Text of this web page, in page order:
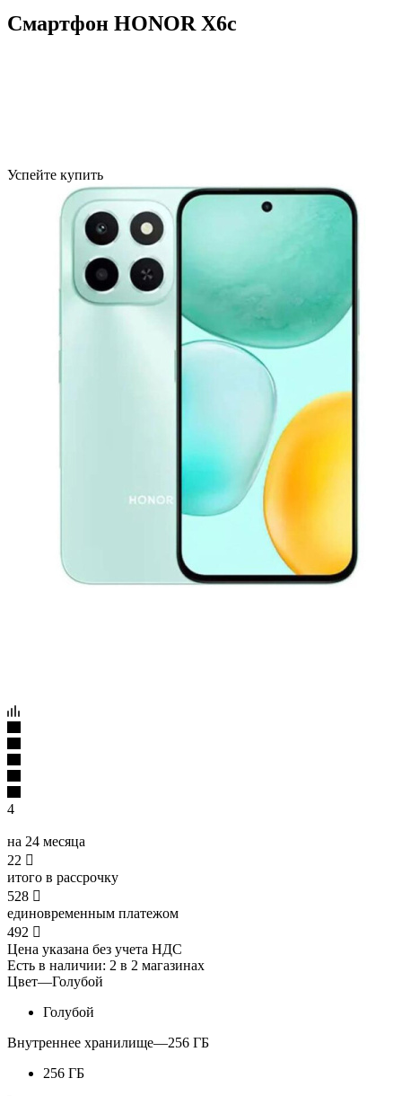
Смартфон HONOR X6с
Успейте купить
4
на 24 месяца
22 
итого в рассрочку
528 
единовременным платежом
492 
Цена указана без учета НДС
Есть в наличии: 2 в 2 магазинах
Цвет—Голубой
Голубой
Внутреннее хранилище—256 ГБ
256 ГБ